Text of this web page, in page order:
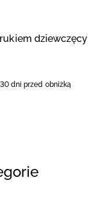
dziewczęcy
dni przed obniżką